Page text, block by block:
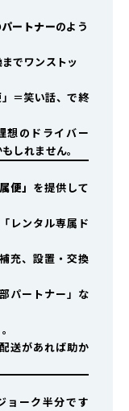
ートナーのよう
までワンストッ
＝笑い話、で終
想のドライバー
しれません。
便」 を提供して
レンタル専属ド
充、設置・交換
パートナー」な
送があれば助か
ョーク半分です